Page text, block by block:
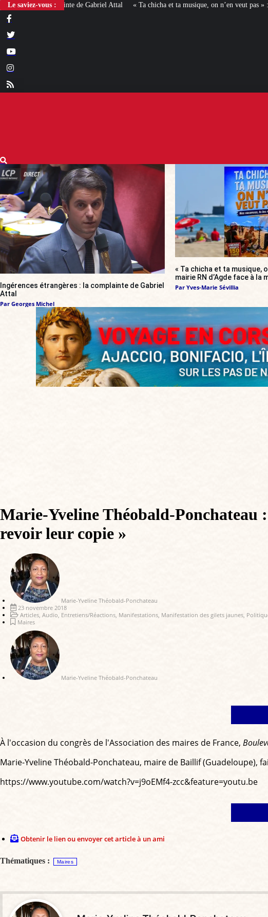
Le saviez-vous :
« Ta chicha et ta musique, on n’en veut pas » : la mairie RN d’Agde face à la
Ingérences étrangères : la complainte de Gabriel
Attal
Par Georges Michel
« Ta chicha et ta musique,
mairie RN d’Agde face à la
Par Yves-Marie Sévillia
Marie-Yveline Théobald-Ponchateau :
revoir leur copie »
Marie-Yveline Théobald-Ponchateau
23 novembre 2018
Articles Audio Entretiens/Réactions Manifestations Manifestation des gilets jaunes
Maires
Marie-Yveline Théobald-Ponchateau
À l'occasion du congrès de l'Association des maires de France,
Marie-Yveline Théobald-Ponchateau, maire de Baillif
https://www.youtube.com/watch?v=j9oEMf4-zcc&feature=youtu.be
Obtenir le lien ou envoyer cet article à un ami
Thématiques : Maires